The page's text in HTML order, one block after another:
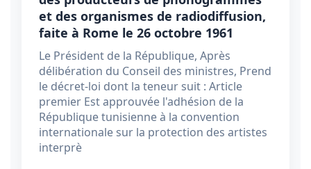
et des organismes de radiodiffusion,
faite à Rome le 26 octobre 1961
Le Président de la République, Après
délibération du Conseil des ministres, Prend
le décret-loi dont la teneur suit : Article
premier Est approuvée l'adhésion de la
République tunisienne à la convention
internationale sur la protection des artistes
interprè